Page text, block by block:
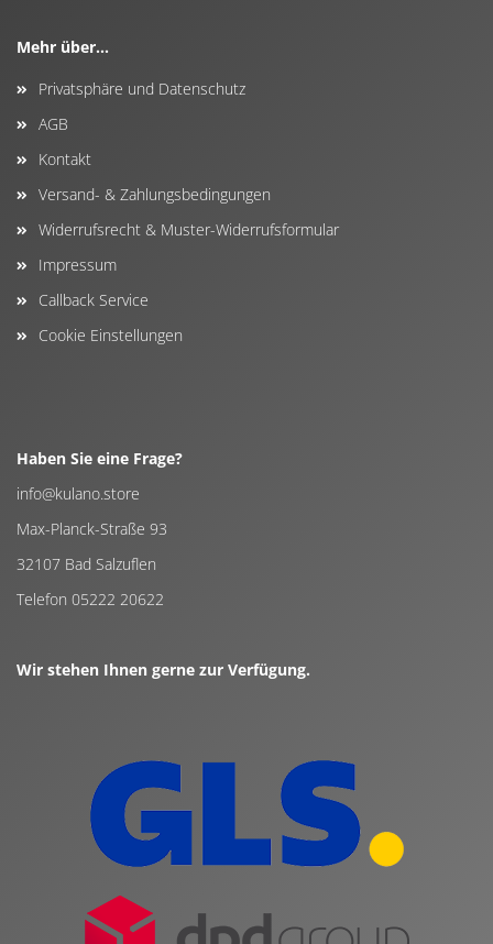
Mehr über...
Privatsphäre und Datenschutz
AGB
Kontakt
Versand- & Zahlungsbedingungen
Widerrufsrecht & Muster-Widerrufsformular
Impressum
Callback Service
Cookie Einstellungen
Haben Sie eine Frage?
info@kulano.store
Max-Planck-Straße 93
32107 Bad Salzuflen
Telefon 05222 20622
Wir stehen Ihnen gerne zur Verfügung.